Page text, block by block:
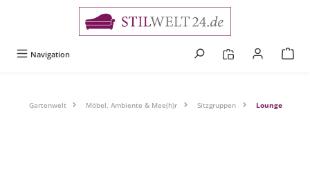
Navigation
Gartenwelt Möbel, Ambiente & Mee(h)r Sitzgruppen Lounge